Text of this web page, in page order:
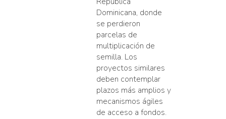
Dominicana, donde
se perdieron
parcelas de
multiplicación de
semilla. Los
proyectos similares
deben contemplar
plazos más amplios y
mecanismos ágiles
de acceso a fondos.